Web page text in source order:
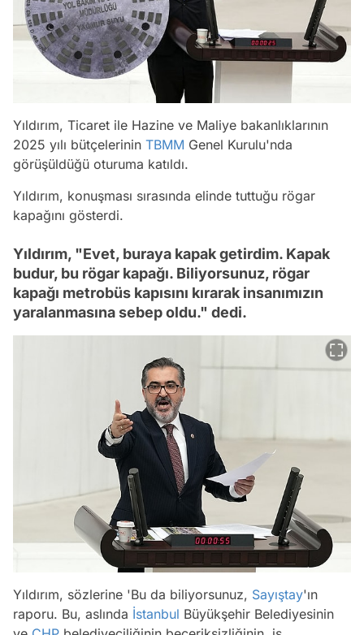
Yıldırım, Ticaret ile Hazine ve Maliye bakanlıklarının
2025 yılı bütçelerinin TBMM Genel Kurulu'nda
görüşüldüğü oturuma katıldı.
Yıldırım, konuşması sırasında elinde tuttuğu rögar
kapağını gösterdi.
Yıldırım, "Evet, buraya kapak getirdim. Kapak
budur, bu rögar kapağı. Biliyorsunuz, rögar
kapağı metrobüs kapısını kırarak insanımızın
yaralanmasına sebep oldu." dedi.
Yıldırım, sözlerine 'Bu da biliyorsunuz, Sayıştay'ın
raporu. Bu, aslında İstanbul Büyükşehir Belediyesinin